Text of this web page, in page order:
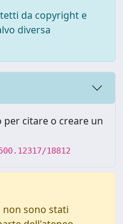
da copyright e
diversa
citare o creare un
18812
non sono stati